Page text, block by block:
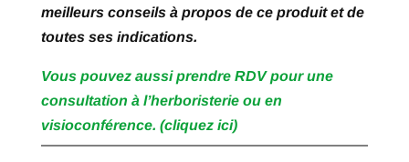
meilleurs conseils à propos de ce produit et de
toutes ses indications.
Vous pouvez aussi prendre RDV pour une
consultation à l’herboristerie ou en
visioconférence. (cliquez ici)